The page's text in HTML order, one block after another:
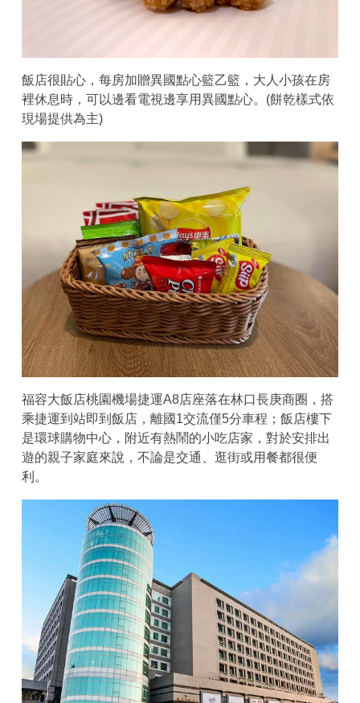
飯店很貼心，每房加贈異國點心籃乙籃，大人小孩在房
裡休息時，可以邊看電視邊享用異國點心。(餅乾樣式依
現場提供為主)
福容大飯店桃園機場捷運A8店座落在林口長庚商圈，搭
乘捷運到站即到飯店，離國1交流僅5分車程；飯店樓下
是環球購物中心，附近有熱鬧的小吃店家，對於安排出
遊的親子家庭來說，不論是交通、逛街或用餐都很便
利。